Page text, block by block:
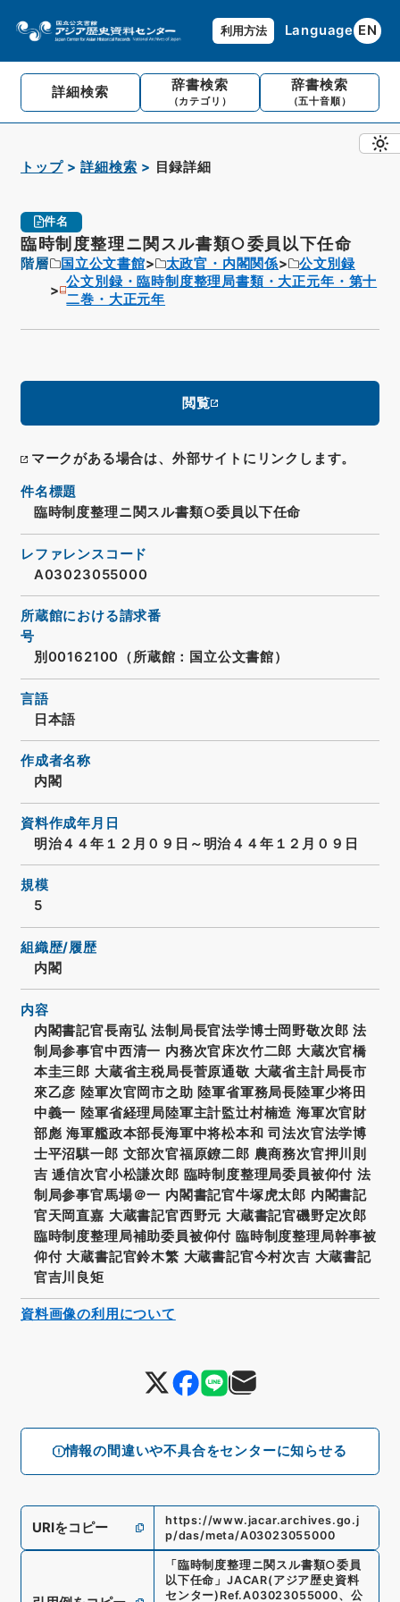
利用方法 Language EN
詳細検索 辞書検索
（カテゴリ）
辞書検索
（五十音順）
トップ 詳細検索 目録詳細
件名
臨時制度整理ニ関スル書類○委員以下任命
階層 国立公文書館 太政官・内閣関係
公文別録
公文別録・臨時制度整理局書類・大正元年・第十
二巻・大正元年
閲覧
マークがある場合は、外部サイトにリンクします。
情報の間違いや不具合をセンターに知らせる
件名標題
臨時制度整理ニ関スル書類○委員以下任命
レファレンスコード
A03023055000
所蔵館における請求番
号
別00162100（所蔵館：国立公文書館）
言語
日本語
作成者名称
内閣
資料作成年月日
明治４４年１２月０９日～明治４４年１２月０９日
規模
5
組織歴/履歴
内閣
内容
内閣書記官長南弘 法制局長官法学博士岡野敬次郎 法
制局参事官中西清一 内務次官床次竹二郎 大蔵次官橋
本圭三郎 大蔵省主税局長菅原通敬 大蔵省主計局長市
來乙彦 陸軍次官岡市之助 陸軍省軍務局長陸軍少将田
中義一 陸軍省経理局陸軍主計監辻村楠造 海軍次官財
部彪 海軍艦政本部長海軍中将松本和 司法次官法学博
士平沼騏一郎 文部次官福原鐐二郎 農商務次官押川則
吉 逓信次官小松謙次郎 臨時制度整理局委員被仰付 法
制局参事官馬場＠一 内閣書記官牛塚虎太郎 内閣書記
官天岡直嘉 大蔵書記官西野元 大蔵書記官磯野定次郎
臨時制度整理局補助委員被仰付 臨時制度整理局幹事被
仰付 大蔵書記官鈴木繁 大蔵書記官今村次吉 大蔵書記
官吉川良矩
URIをコピー
https://www.jacar.archives.go.j
p/das/meta/A03023055000
「 臨時制度整理ニ関スル書類○委員
以下任命 」 JACAR(アジア歴史資料
センター) Ref.A03023055000、 公
資料画像の利用について